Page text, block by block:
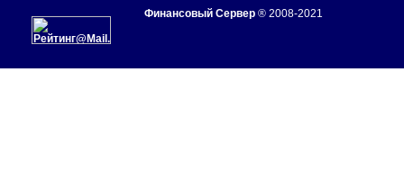
Финансовый Сервер ® 2008-2021